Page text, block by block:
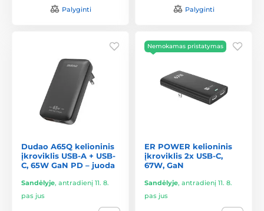
Palyginti Palyginti
Dudao A65Q kelioninis
įkroviklis USB-A + USB-
C, 65W GaN PD – juoda
Sandėlyje, antradienį 11. 8.
pas jus
Nemokamas pristatymas
ER POWER kelioninis
įkroviklis 2x USB-C,
67W, GaN
Sandėlyje, antradienį 11. 8.
pas jus